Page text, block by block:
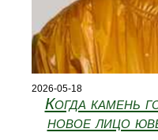
2026-05-18
Когда камень
новое лицо